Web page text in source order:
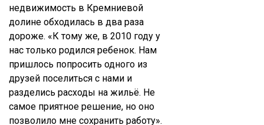
недвижимость в Кремниевой
долине обходилась в два раза
дороже. «К тому же, в 2010 году у
нас только родился ребенок. Нам
пришлось попросить одного из
друзей поселиться с нами и
разделись расходы на жильё. Не
самое приятное решение, но оно
позволило мне сохранить работу».